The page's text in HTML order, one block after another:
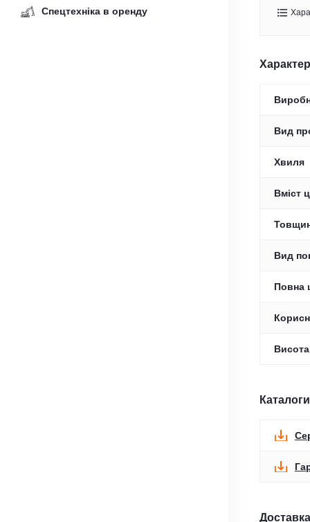
Спецтехніка в оренду
Вид
Хвиля
Вміст
Вид
Повна